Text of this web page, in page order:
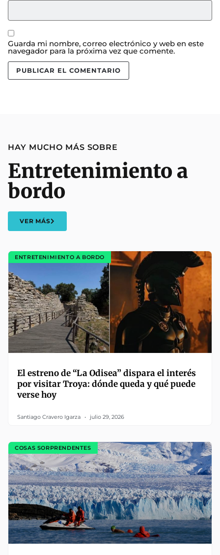
Guarda mi nombre, correo electrónico y web en este
navegador para la próxima vez que comente.
HAY MUCHO MÁS SOBRE
Entretenimiento a
bordo
VER MÁS
ENTRETENIMIENTO A BORDO
El estreno de “La Odisea” dispara el interés
por visitar Troya: dónde queda y qué puede
verse hoy
Santiago Cravero Igarza julio 29, 2026
COSAS SORPRENDENTES